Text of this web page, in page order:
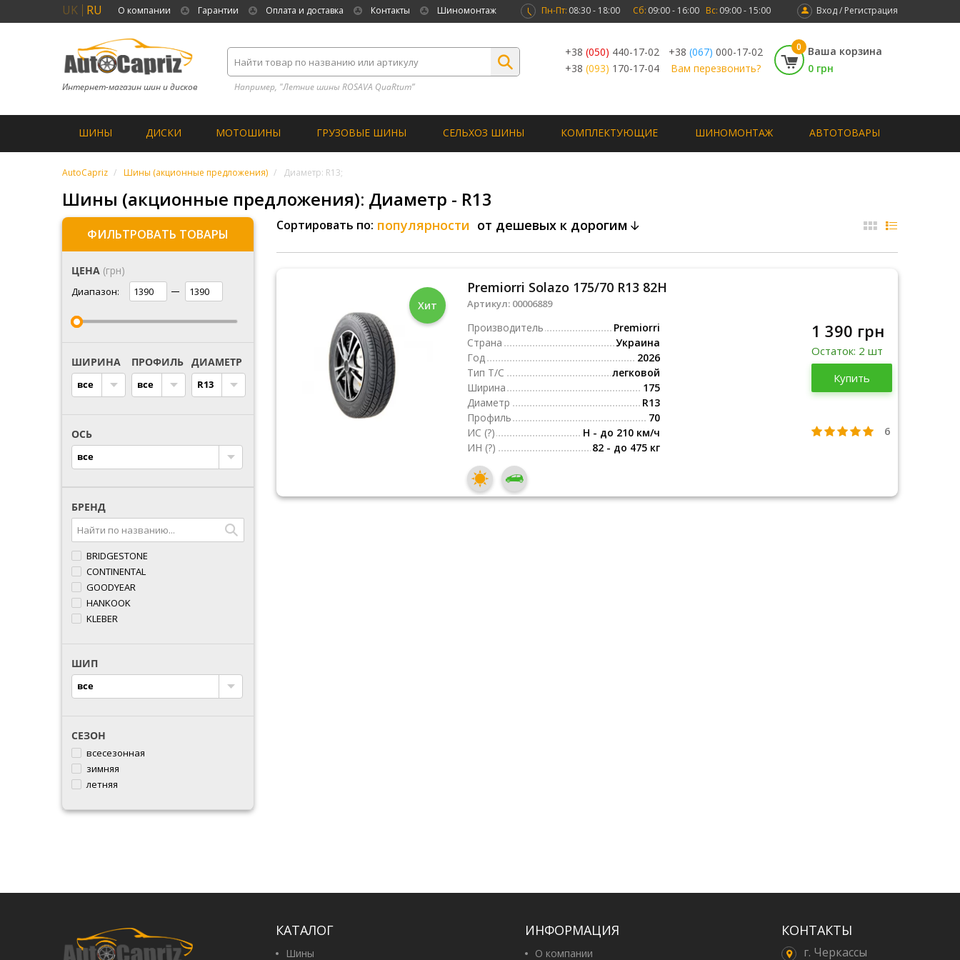
UK RU О компании Гарантии Оплата и доставка Контакты Шиномонтаж Вход / Регистрация
Пн-Пт: 08:30 - 18:00 Сб: 09:00 - 16:00 Вс: 09:00 - 15:00
Интернет-магазин шин и дисков Например, "Летние шины ROSAVA QuaRtum”
+38 (050) 440-17-02 +38 (067) 000-17-02
+38 (093) 170-17-04 Вам перезвонить?
0
Ваша корзина
0 грн
ШИНЫ ДИСКИ МОТОШИНЫ ГРУЗОВЫЕ ШИНЫ СЕЛЬХОЗ ШИНЫ КОМПЛЕКТУЮЩИЕ ШИНОМОНТАЖ АВТОТОВАРЫ
AutoCapriz Шины (акционные предложения) Диаметр: R13;
Шины (акционные предложения): Диаметр - R13
ФИЛЬТРОВАТЬ ТОВАРЫ
ЦЕНА (грн)
Диапазон:
ШИРИНА
все
ПРОФИЛЬ
все
ДИАМЕТР
R13
ОСЬ
все
БРЕНД
BRIDGESTONE
CONTINENTAL
GOODYEAR
HANKOOK
KLEBER
SUNWIDE
TRIANGLE
ШИП
все
СЕЗОН
всесезонная
зимняя
летняя
Сортировать по: популярности от дешевых к дорогим
Хит
Premiorri Solazo 175/70 R13 82H
Артикул: 00006889
Производитель
Premiorri
Страна
Украина
Год
2026
Тип Т/С
легковой
Ширина
175
Диаметр
R13
Профиль
70
ИС (?)
H - до 210 км/ч
ИН (?) 82 - до 475 кг
Украина
2026
1 390 грн
Остаток: 2 шт
Купить
6
КАТАЛОГ
Шины
ИНФОРМАЦИЯ
О компании
КОНТАКТЫ
г. Черкассы